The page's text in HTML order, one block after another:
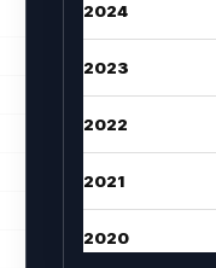
2024
2023
2022
2021
2020